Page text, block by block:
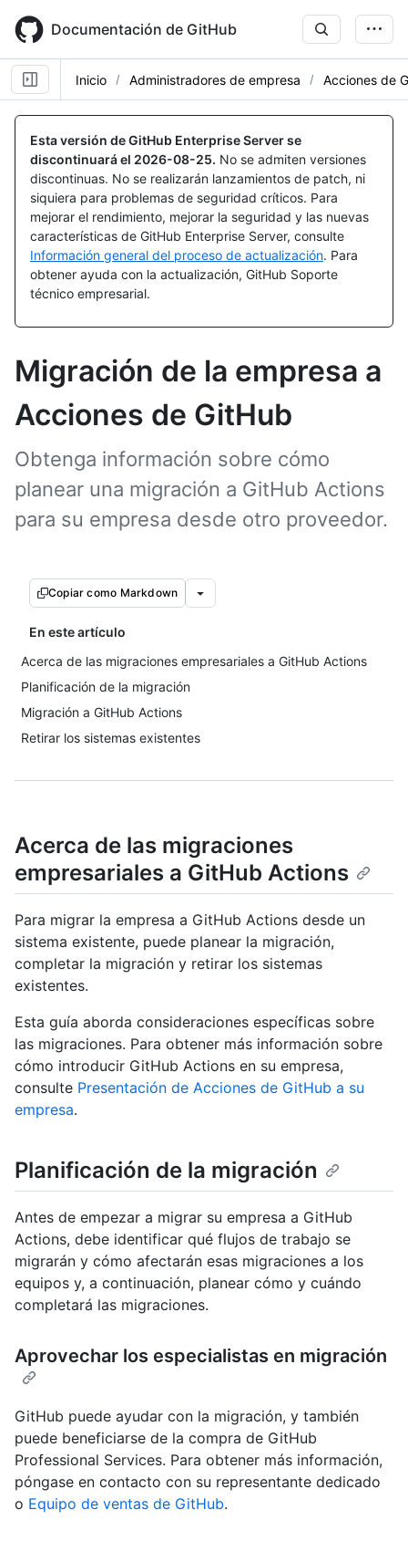
main
content
Documentación de GitHub
Inicio Administradores de empresa Acciones de
Esta versión de GitHub Enterprise Server se
discontinuará el 2026-08-25. No se admiten versiones
discontinuas. No se realizarán lanzamientos de patch, ni
siquiera para problemas de seguridad críticos. Para
mejorar el rendimiento, mejorar la seguridad y las nuevas
características de GitHub Enterprise Server, consulte
Información general del proceso de actualización. Para
obtener ayuda con la actualización, GitHub Soporte
técnico empresarial.
Migración de la empresa a
Acciones de GitHub
Obtenga información sobre cómo
planear una migración a GitHub Actions
para su empresa desde otro proveedor.
Copiar como Markdown
En este artículo
Acerca de las migraciones empresariales a GitHub Actions
Planificación de la migración
Migración a GitHub Actions
Retirar los sistemas existentes
Acerca de las migraciones
empresariales a GitHub Actions
Para migrar la empresa a GitHub Actions desde un
sistema existente, puede planear la migración,
completar la migración y retirar los sistemas
existentes.
Esta guía aborda consideraciones específicas sobre
las migraciones. Para obtener más información sobre
cómo introducir GitHub Actions en su empresa,
consulte Presentación de Acciones de GitHub a su
empresa.
Planificación de la migración
Antes de empezar a migrar su empresa a GitHub
Actions, debe identificar qué flujos de trabajo se
migrarán y cómo afectarán esas migraciones a los
equipos y, a continuación, planear cómo y cuándo
completará las migraciones.
Aprovechar los especialistas en migración
GitHub puede ayudar con la migración, y también
puede beneficiarse de la compra de GitHub
Professional Services. Para obtener más información,
póngase en contacto con su representante dedicado
o Equipo de ventas de GitHub.